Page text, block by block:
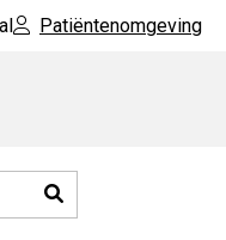
Patiëntenomgeving
Zoeken